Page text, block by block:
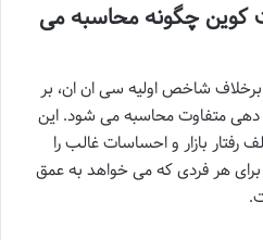
چگونه محاسبه می
شاخص اولیه سی ان ان، بر
متفاوت محاسبه می شود. این
بازار و احساسات غالب را
هر فردی که می خواهد به عمق